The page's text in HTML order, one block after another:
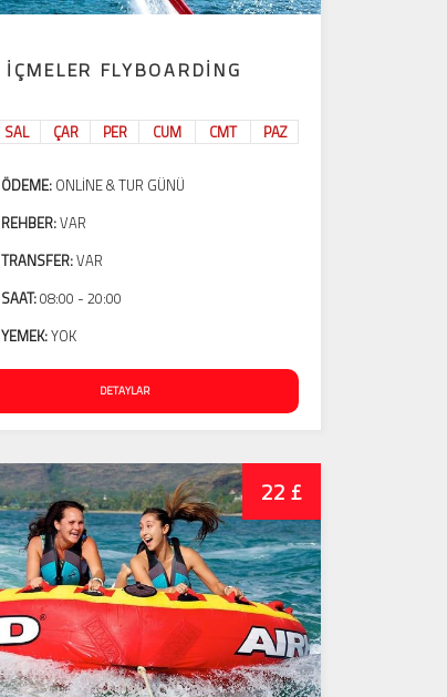
İÇMELER FLYBOARDING
SAL ÇAR PER CUM CMT PAZ
ÖDEME: ONLINE & TUR GÜNÜ
REHBER:VAR
TRANSFER:VAR
SAAT:08:00 - 20:00
YEMEK:YOK
DETAYLAR
22 £